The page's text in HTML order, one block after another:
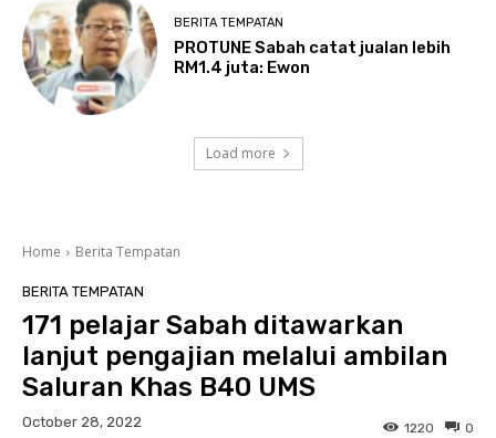
BERITA TEMPATAN
PROTUNE Sabah catat jualan lebih
RM1.4 juta: Ewon
Load more